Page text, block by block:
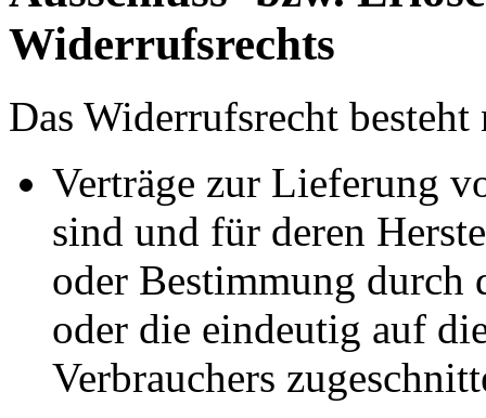
Widerrufsrechts
Das Widerrufsrecht
Verträge zur Lieferung
sind und für deren
oder Bestimmung durch
oder die eindeutig auf
Verbrauchers